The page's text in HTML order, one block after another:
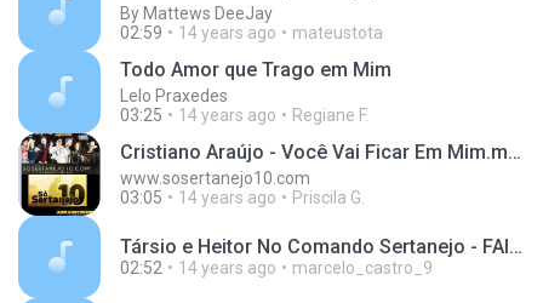
By Mattews DeeJay
02:59
14 years ago mateustota
Todo Amor que Trago em Mim
Lelo Praxedes
03:25
14 years ago Regiane F.
Cristiano Araújo - Você Vai Ficar Em Mim.mp3
www.sosertanejo10.com
03:05
14 years ago Priscila G.
Társio e Heitor No Comando Sertanejo - FAIXA 18.mp3
02:52 14 years ago marcelo_castro_9